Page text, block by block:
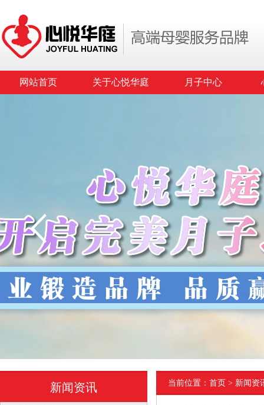
网站首页 关于心悦华庭 月子中心
新闻资讯 当前位置： 首页 > 新闻资